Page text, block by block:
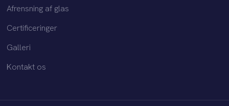
Afrensning af glas​
Certificeringer
Galleri
Kontakt os